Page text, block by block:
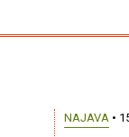
NAJAVA •